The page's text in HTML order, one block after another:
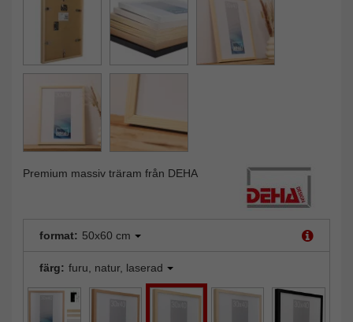
Premium massiv träram från DEHA
format: 50x60 cm
färg: furu, natur, laserad